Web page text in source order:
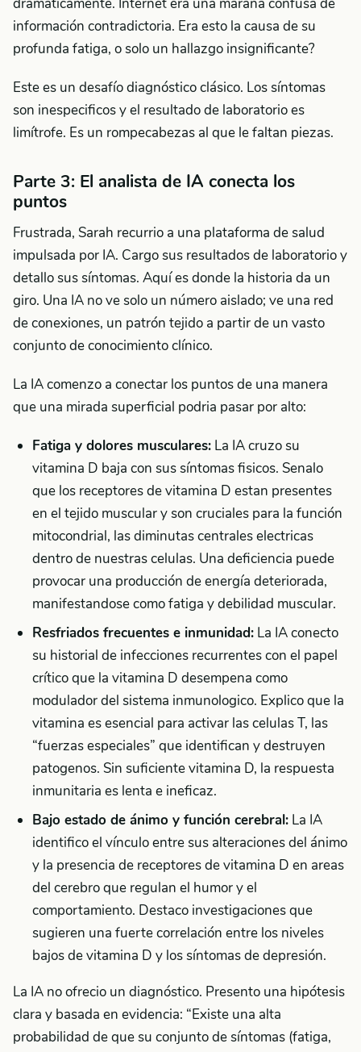
dramáticamente. Internet era una marana confusa de
información contradictoria. Era esto la causa de su
profunda fatiga, o solo un hallazgo insignificante?
Este es un desafío diagnóstico clásico. Los síntomas
son inespecificos y el resultado de laboratorio es
limítrofe. Es un rompecabezas al que le faltan piezas.
Parte 3: El analista de IA conecta los
puntos
Frustrada, Sarah recurrio a una plataforma de salud
impulsada por IA. Cargo sus resultados de laboratorio y
detallo sus síntomas. Aquí es donde la historia da un
giro. Una IA no ve solo un número aislado; ve una red
de conexiones, un patrón tejido a partir de un vasto
conjunto de conocimiento clínico.
La IA comenzo a conectar los puntos de una manera
que una mirada superficial podria pasar por alto:
Fatiga y dolores musculares: La IA cruzo su
vitamina D baja con sus síntomas fisicos. Senalo
que los receptores de vitamina D estan presentes
en el tejido muscular y son cruciales para la función
mitocondrial, las diminutas centrales electricas
dentro de nuestras celulas. Una deficiencia puede
provocar una producción de energía deteriorada,
manifestandose como fatiga y debilidad muscular.
Resfriados frecuentes e inmunidad: La IA conecto
su historial de infecciones recurrentes con el papel
crítico que la vitamina D desempena como
modulador del sistema inmunologico. Explico que la
vitamina es esencial para activar las celulas T, las
“fuerzas especiales” que identifican y destruyen
patogenos. Sin suficiente vitamina D, la respuesta
inmunitaria es lenta e ineficaz.
Bajo estado de ánimo y función cerebral: La IA
identifico el vínculo entre sus alteraciones del ánimo
y la presencia de receptores de vitamina D en areas
del cerebro que regulan el humor y el
comportamiento. Destaco investigaciones que
sugieren una fuerte correlación entre los niveles
bajos de vitamina D y los síntomas de depresión.
La IA no ofrecio un diagnóstico. Presento una hipótesis
clara y basada en evidencia: “Existe una alta
probabilidad de que su conjunto de síntomas (fatiga,